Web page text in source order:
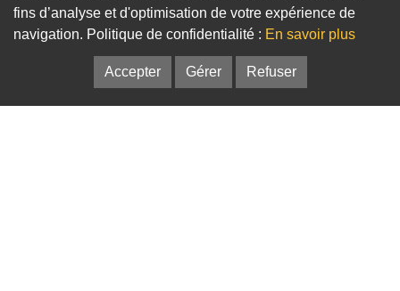
Adaptateurs Bagues de centrage
fins d’analyse et d'optimisation de votre expérience de
navigation. Politique de confidentialité : En savoir plus
Accepter Gérer Refuser